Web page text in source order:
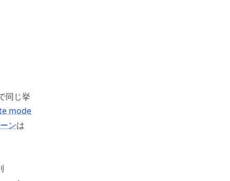
同じ挙
mode
ンは